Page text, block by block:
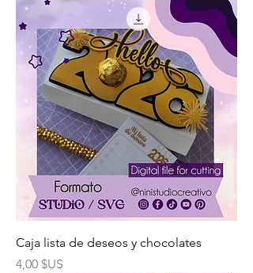
Caja lista de deseos y chocolates
Prix
4,00 $US